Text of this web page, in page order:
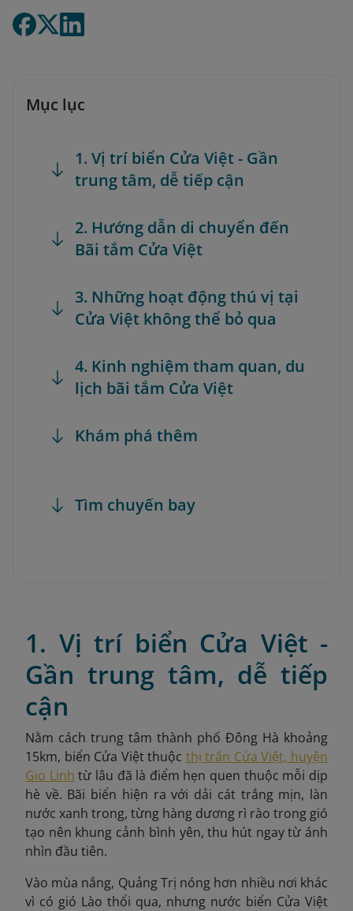
Mục lục
1. Vị trí biển Cửa Việt - Gần
trung tâm, dễ tiếp cận
2. Hướng dẫn di chuyển đến
Bãi tắm Cửa Việt
3. Những hoạt động thú vị tại
Cửa Việt không thể bỏ qua
4. Kinh nghiệm tham quan, du
lịch bãi tắm Cửa Việt
Khám phá thêm
Tìm chuyến bay
1. Vị trí biển Cửa Việt -
Gần trung tâm, dễ tiếp
cận
Nằm cách trung tâm thành phố Đông Hà khoảng
15km, biển Cửa Việt thuộc thị trấn Cửa Việt, huyện
Gio Linh từ lâu đã là điểm hẹn quen thuộc mỗi dịp
hè về. Bãi biển hiện ra với dải cát trắng mịn, làn
nước xanh trong, từng hàng dương rì rào trong gió
tạo nên khung cảnh bình yên, thu hút ngay từ ánh
nhìn đầu tiên.
Vào mùa nắng, Quảng Trị nóng hơn nhiều nơi khác
vì có gió Lào thổi qua, nhưng nước biển Cửa Việt